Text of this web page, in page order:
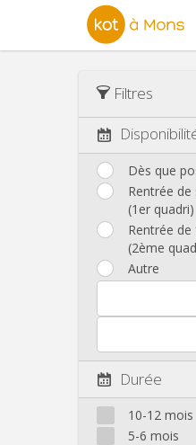
Filtres
Dès que
Rentrée
(1er quadri)
Rentrée
(2ème
Autre
Durée
10-12 mois
5-6 mois